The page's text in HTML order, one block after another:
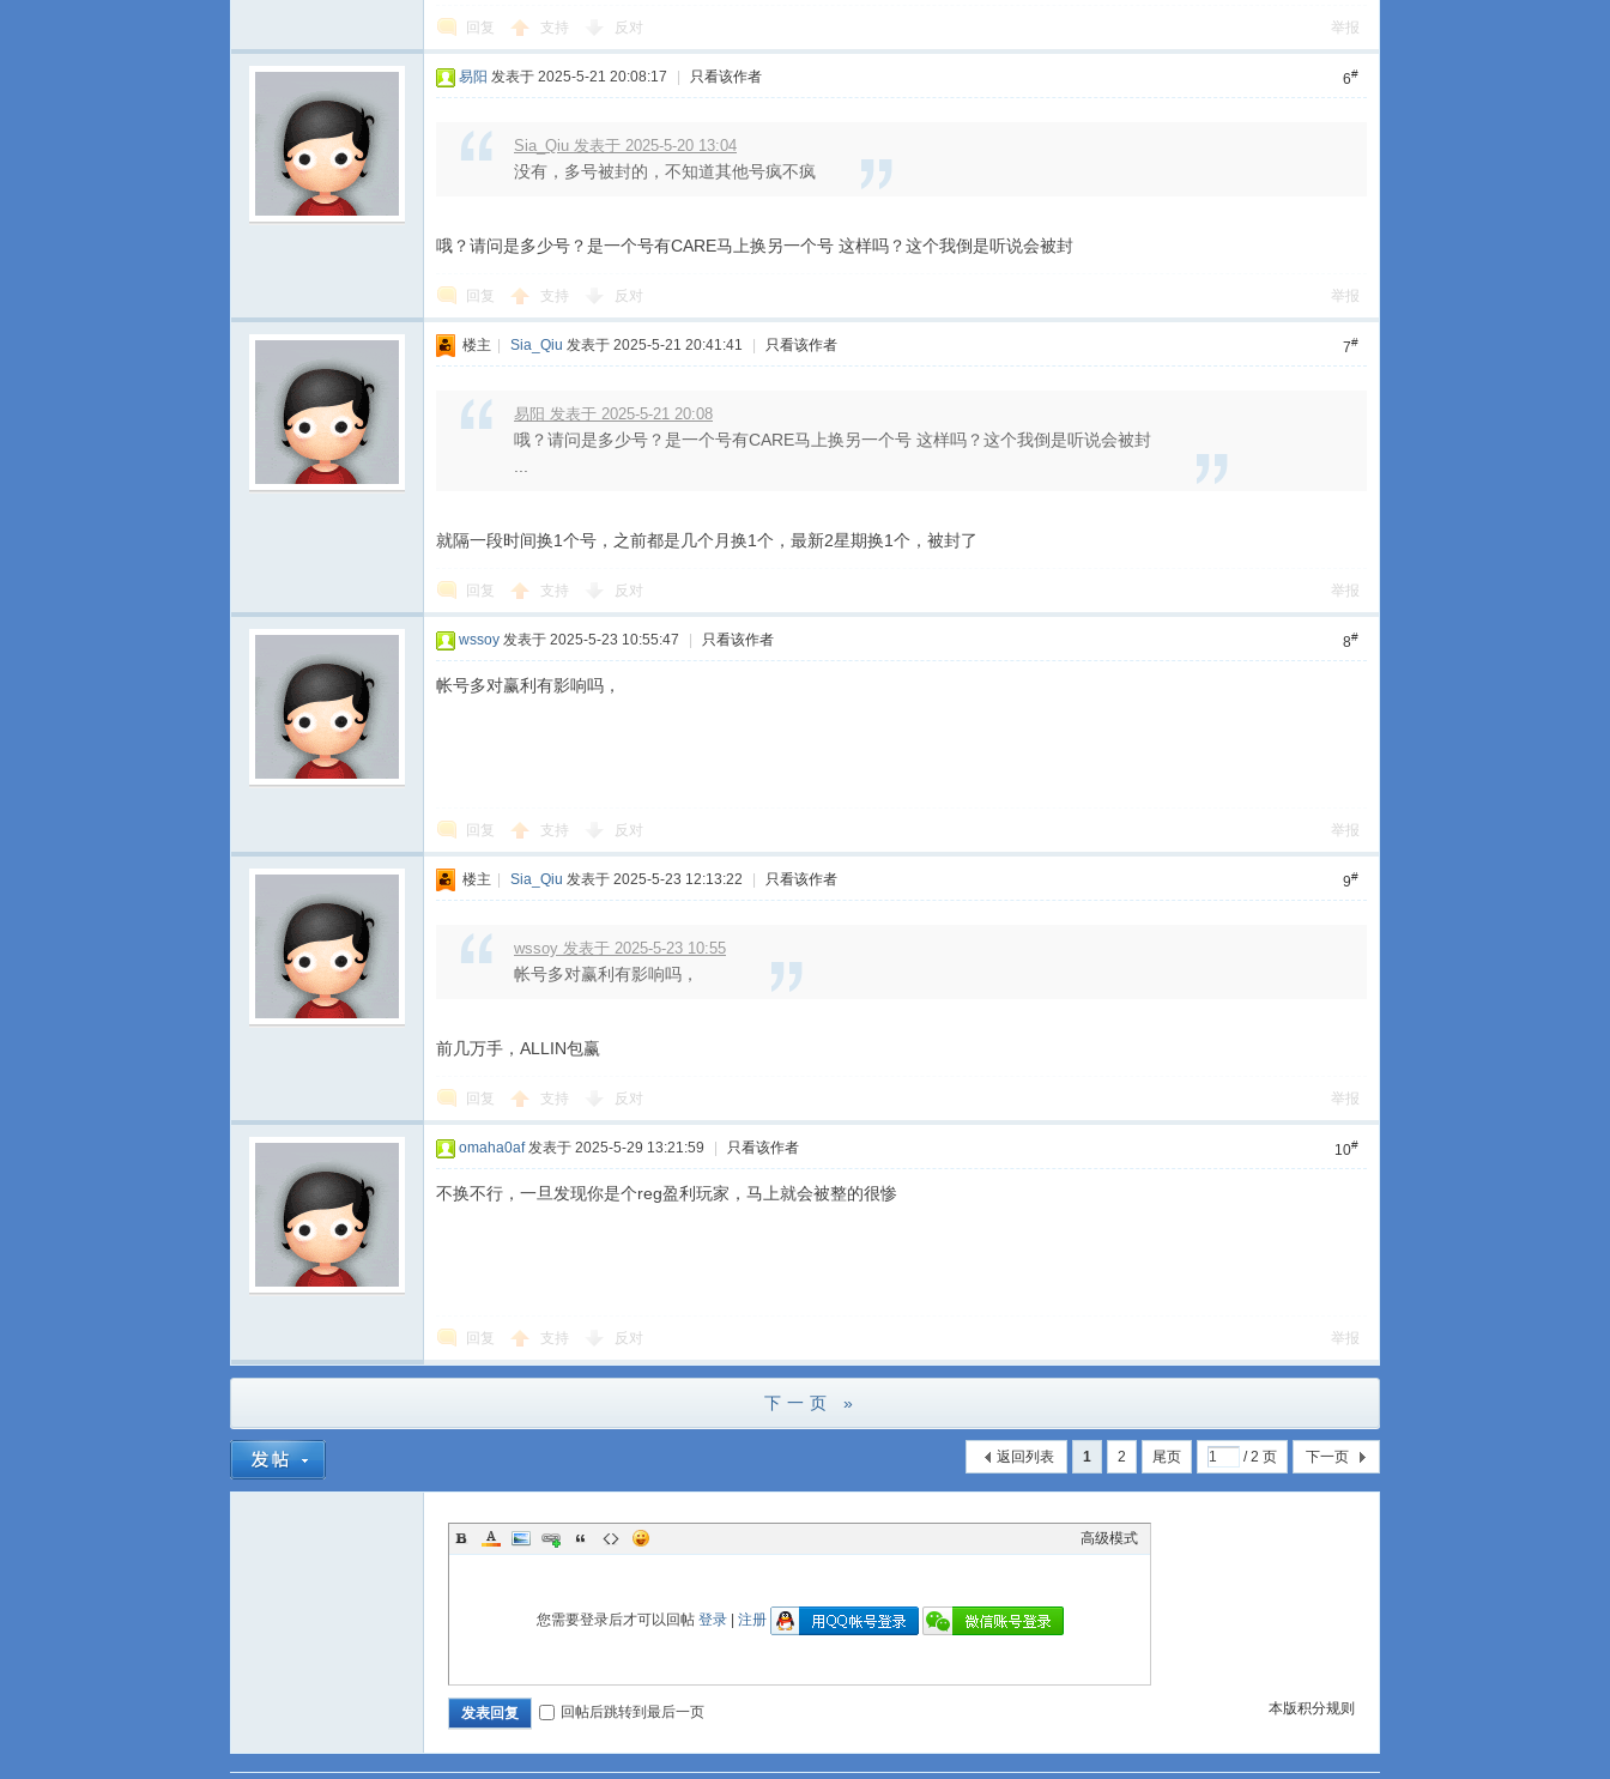
回复 支持 反对 举报
6#
易阳 发表于 2025-5-21 20:08:17 只看该作者
Sia_Qiu 发表于 2025-5-20 13:04
没有，多号被封的，不知道其他号疯不疯
哦？请问是多少号？是一个号有CARE马上换另一个号 这样吗？这个我倒是听说会被封
回复 支持 反对 举报
7#
楼主 Sia_Qiu 发表于 2025-5-21 20:41:41 只看该作者
易阳 发表于 2025-5-21 20:08
哦？请问是多少号？是一个号有CARE马上换另一个号 这样吗？这个我倒是听说会被封
就隔一段时间换1个号，之前都是几个月换1个，最新2星期换1个，被封了
回复 支持 反对 举报
8#
wssoy 发表于 2025-5-23 10:55:47 只看该作者
帐号多对赢利有影响吗，
回复 支持 反对 举报
9#
楼主 Sia_Qiu 发表于 2025-5-23 12:13:22 只看该作者
wssoy 发表于 2025-5-23 10:55
帐号多对赢利有影响吗，
前几万手，ALLIN包赢
回复 支持 反对 举报
10#
omaha0af 发表于 2025-5-29 13:21:59 只看该作者
不换不行，一旦发现你是个reg盈利玩家，马上就会被整的很惨
回复 支持 反对 举报
下一页 »
1 2 尾页 / 2 页 下一页
返回列表
高级模式
您需要登录后才可以回帖 登录| 注册
本版积分规则
发表回复 回帖后跳转到最后一页